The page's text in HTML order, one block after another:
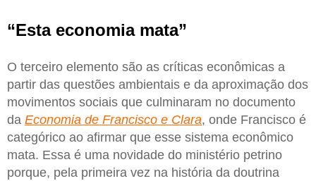
“Esta economia mata”
O terceiro elemento são as críticas econômicas a
partir das questões ambientais e da aproximação dos
movimentos sociais que culminaram no documento
da Economia de Francisco e Clara, onde Francisco é
categórico ao afirmar que esse sistema econômico
mata. Essa é uma novidade do ministério petrino
porque, pela primeira vez na história da doutrina